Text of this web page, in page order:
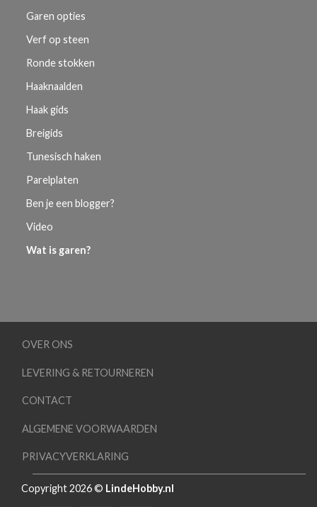
Garen opties
Verf op steen
Ronde stokken
Haaknaalden
Haak gids
Breigids
Tunesisch haken
Parelplaten
Ben je een blogger?
Video
Wat is garen?
OVER ONS
LEVERING & RETOURNEREN
CONTACT
ALGEMENE VOORWAARDEN
PRIVACYVERKLARING
Copyright 2026 © LindeHobby.nl